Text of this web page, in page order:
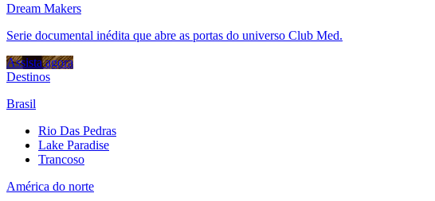
Dream Makers
Serie documental inédita que abre as portas do universo Club Med.
Assista agora
Destinos
Brasil
Rio Das Pedras
Lake Paradise
Trancoso
América do norte